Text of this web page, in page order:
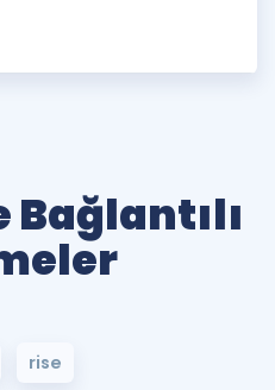
Bağlantılı
rise